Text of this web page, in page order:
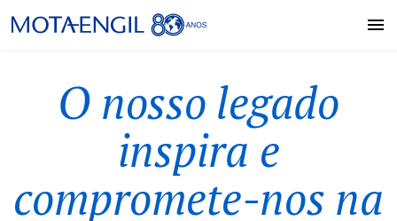
A revista Sinergia está de voltaUm legado que inspira futuro, liderança, inovação e sustentabilidade.
Building Tomorrow’s Legacy
Saiba mais
Mota-Engil 2026-2030
Focus 2030: Legacy. Foward.
O nosso legado
inspira e
compromete-nos na